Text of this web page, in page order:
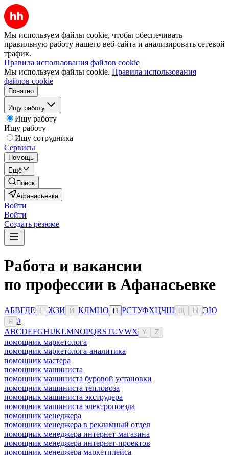
Мы используем файлы cookie, чтобы обеспечивать
правильную работу нашего веб-сайта и анализировать сетевой
трафик.
Правила использования файлов cookie
Мы используем файлы cookie. Правила использования
файлов cookie
Понятно
Ищу работу
Ищу работу
Ищу работу
Ищу сотрудника
Сервисы
Помощь
Ещё
Поиск
Афанасьевка
Войти
Войти
Создать резюме
Работа и вакансии
по профессии в Афанасьевке
АБВГДЕ Ё ЖЗИ Й КЛМНО П РСТУФХЦЧШ Ы ЭЮ
Я
#
ABCDEFGHIJKLMNOPQRSTUVWX Y Z
помощник маркетолога
помощник маркетолога-аналитика
помощник мастера
помощник машиниста
помощник машиниста буровой установки
помощник машиниста тепловоза
помощник машиниста экструдера
помощник машиниста электропоезда
помощник менеджера
помощник менеджера в рекламный отдел
помощник менеджера интернет-магазина
помощник менеджера интернет-проектов
помощник менеджера маркетплейса